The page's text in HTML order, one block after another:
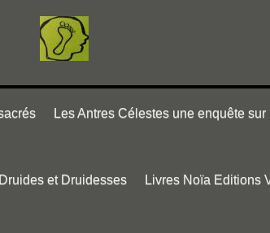
Les Antres Célestes une enquête
Druides et Druidesses Livres Noïa Editions